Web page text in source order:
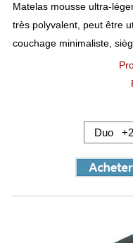
Matelas mousse ultra-
très polyvalent, peut être
couchage minimaliste,